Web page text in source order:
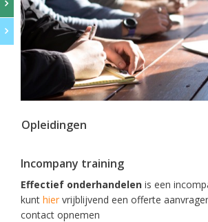
Opleidingen
Incompany training
Effectief onderhandelen is een
kunt hier vrijblijvend een offerte
contact opnemen